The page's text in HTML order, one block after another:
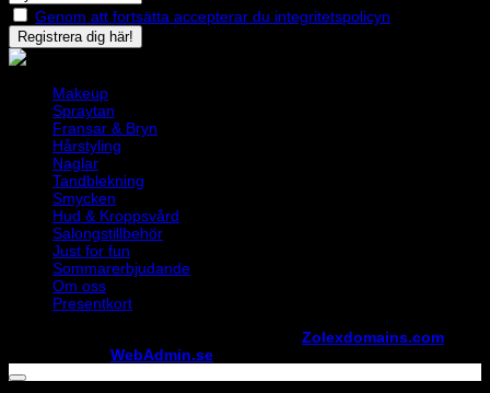
Genom att fortsätta accepterar du integritetspolicyn
Makeup
Spraytan
Fransar & Bryn
Hårstyling
Naglar
Tandblekning
Smycken
Hud & Kroppsvård
Salongstillbehör
Just for fun
Sommarerbjudande
Om oss
Presentkort
Zolexdomains.com
WebAdmin.se